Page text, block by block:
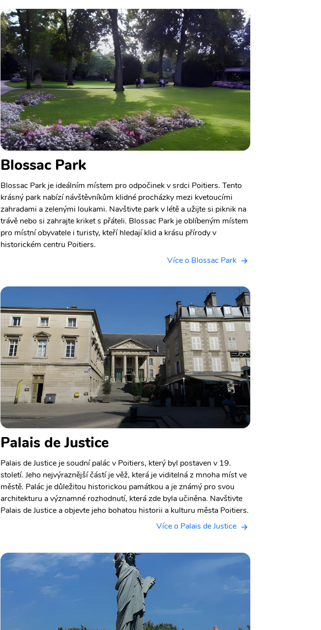
Blossac Park
Blossac Park je ideálním místem pro odpočinek v srdci Poitiers. Tento
krásný park nabízí návštěvníkům klidné procházky mezi kvetoucími
zahradami a zelenými loukami. Navštivte park v létě a užijte si piknik na
trávě nebo si zahrajte kriket s přáteli. Blossac Park je oblíbeným místem
pro místní obyvatele i turisty, kteří hledají klid a krásu přírody v
historickém centru Poitiers.
Více o Blossac Park
Palais de Justice
Palais de Justice je soudní palác v Poitiers, který byl postaven v 19.
století. Jeho nejvýraznější částí je věž, která je viditelná z mnoha míst ve
městě. Palác je důležitou historickou památkou a je známý pro svou
architekturu a významné rozhodnutí, která zde byla učiněna. Navštivte
Palais de Justice a objevte jeho bohatou historii a kulturu města Poitiers.
Více o Palais de Justice